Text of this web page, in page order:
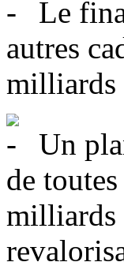
Le
autres
milliards
Un
de
milliards